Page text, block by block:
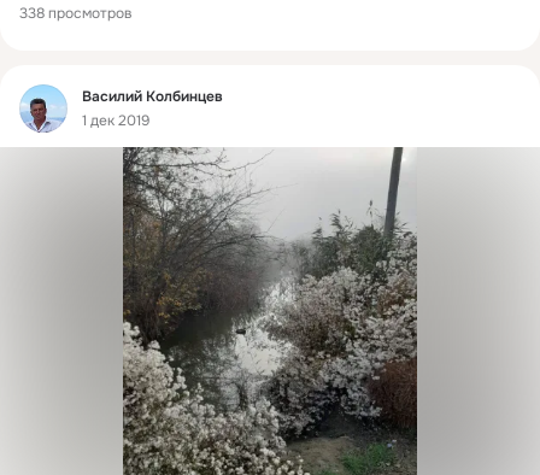
338 просмотров
Фид
Василий Колбинцев
1 дек 2019